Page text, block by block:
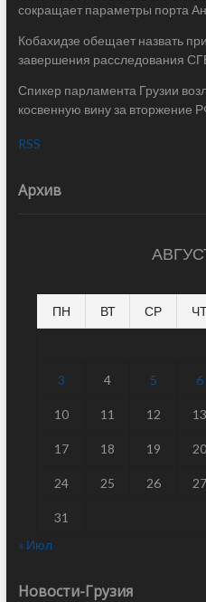
сокращает параметры порта
Кобахидзе обещает назвать
завершения расследования
Спикер парламента Грузии
косвенную вину за вторжение
RSS
Архив
ПН ВТ СР
3 4 5 6
10 11 12 13
17 18 19 20
24 25 26 27
31
« Июл
Новости-Грузия